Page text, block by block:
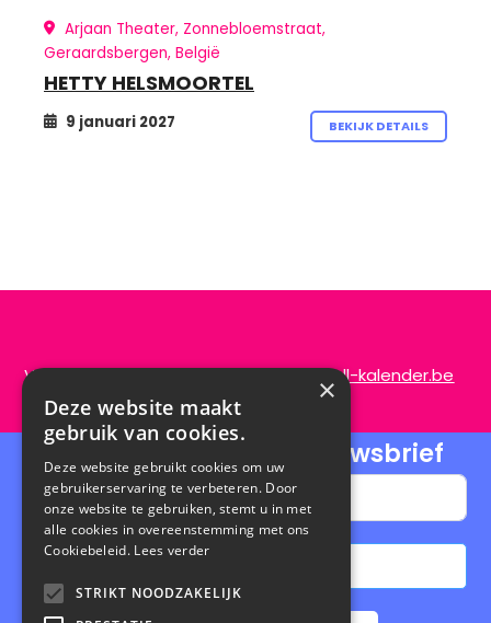
Arjaan Theater, Zonnebloemstraat,
Geraardsbergen, België
HETTY HELSMOORTEL
9 januari 2027 BEKIJK DETAILS
Vragen of opmerkingen?info@de-scroll-kalender.be
Schrijf je in voor onze nieuwsbrief
×
Deze website maakt
gebruik van cookies.
Deze website gebruikt cookies om uw
gebruikerservaring te verbeteren. Door
onze website te gebruiken, stemt u in met
alle cookies in overeenstemming met ons
Cookiebeleid. Lees verder
STRIKT NOODZAKELIJK